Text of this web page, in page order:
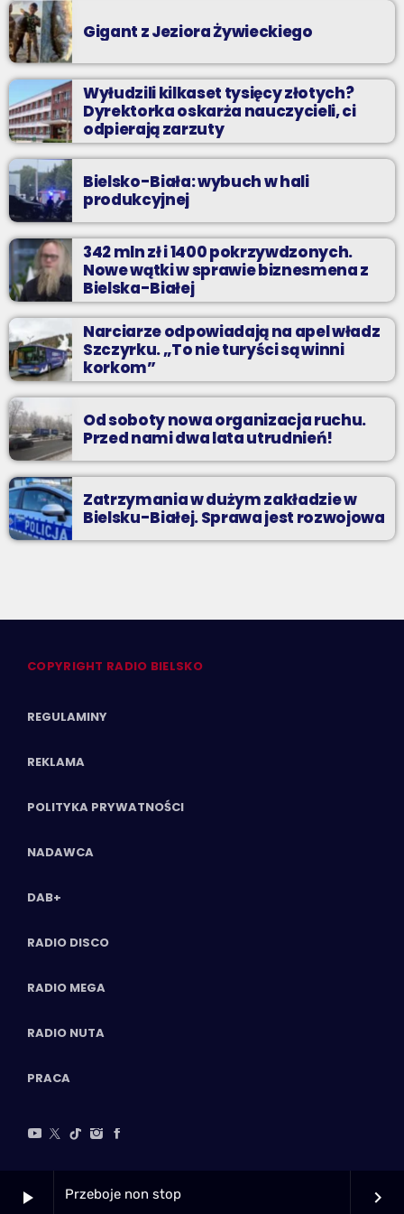
play_arrow Przeboje non stop keyboard_arrow_right
Gigant z Jeziora Żywieckiego
Wyłudzili kilkaset tysięcy złotych?
Dyrektorka oskarża nauczycieli, ci
odpierają zarzuty
Bielsko-Biała: wybuch w hali
produkcyjnej
342 mln zł i 1400 pokrzywdzonych.
Nowe wątki w sprawie biznesmena z
Bielska-Białej
Narciarze odpowiadają na apel władz
Szczyrku. „To nie turyści są winni
korkom”
Od soboty nowa organizacja ruchu.
Przed nami dwa lata utrudnień!
Zatrzymania w dużym zakładzie w
Bielsku-Białej. Sprawa jest rozwojowa
COPYRIGHT RADIO BIELSKO
REGULAMINY
REKLAMA
POLITYKA PRYWATNOŚCI
NADAWCA
DAB+
RADIO DISCO
RADIO MEGA
RADIO NUTA
PRACA